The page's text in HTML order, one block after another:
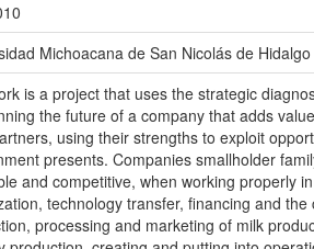
Michoacana de San Nicolás de Hidalgo
is a project that uses the strategic
the future of a company that adds
using their strengths to exploit
presents. Companies smallholder
and competitive, when working properly
technology transfer, financing and
processing and marketing of milk